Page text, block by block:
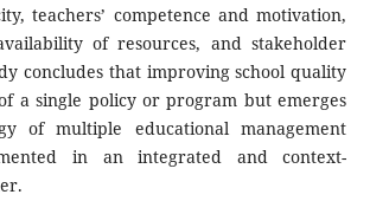
teachers’ competence and motivation,
of resources, and stakeholder
concludes that improving school quality
a single policy or program but emerges
of multiple educational management
in an integrated and context-